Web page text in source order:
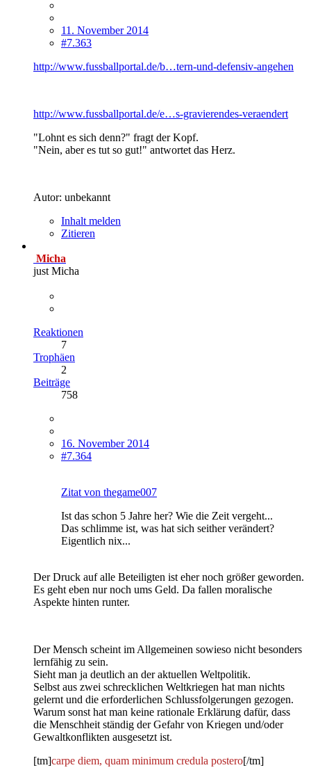
11. November 2014
#7.363
http://www.fussballportal.de/b…tern-und-defensiv-angehen
http://www.fussballportal.de/e…s-gravierendes-veraendert
"Lohnt es sich denn?" fragt der Kopf.
"Nein, aber es tut so gut!" antwortet das Herz.
Autor: unbekannt
Inhalt melden
Zitieren
Micha
just Micha
Reaktionen
7
Trophäen
2
Beiträge
758
16. November 2014
#7.364
Zitat von thegame007
Ist das schon 5 Jahre her? Wie die Zeit vergeht...
Das schlimme ist, was hat sich seither verändert?
Eigentlich nix...
Der Druck auf alle Beteiligten ist eher noch größer geworden.
Es geht eben nur noch ums Geld. Da fallen moralische
Aspekte hinten runter.
Der Mensch scheint im Allgemeinen sowieso nicht besonders
lernfähig zu sein.
Sieht man ja deutlich an der aktuellen Weltpolitik.
Selbst aus zwei schrecklichen Weltkriegen hat man nichts
gelernt und die erforderlichen Schlussfolgerungen gezogen.
Warum sonst hat man keine rationale Erklärung dafür, dass
die Menschheit ständig der Gefahr von Kriegen und/oder
Gewaltkonflikten ausgesetzt ist.
[tm]carpe diem, quam minimum credula postero[/tm]